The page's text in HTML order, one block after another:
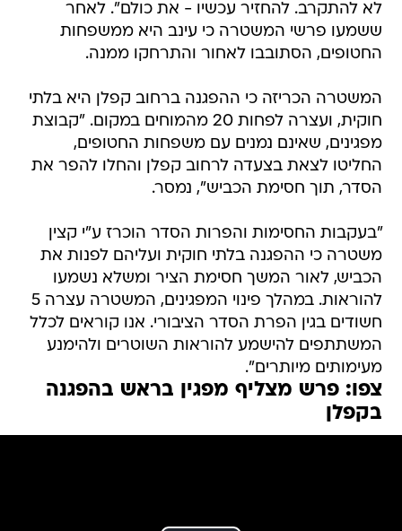
לא להתקרב. להחזיר עכשיו - את כולם". לאחר
ששמעו פרשי המשטרה כי עינב היא ממשפחות
החטופים, הסתובבו לאחור והתרחקו ממנה.
המשטרה הכריזה כי ההפגנה ברחוב קפלן היא בלתי
חוקית, ועצרה לפחות 20 מהמוחים במקום. "קבוצת
מפגינים, שאינם נמנים עם משפחות החטופים,
החליטו לצאת בצעדה לרחוב קפלן והחלו להפר את
הסדר, תוך חסימת הכביש", נמסר.
"בעקבות החסימות והפרות הסדר הוכרז ע"י קצין
משטרה כי ההפגנה בלתי חוקית ועליהם לפנות את
הכביש, לאור המשך חסימת הציר ומשלא נשמעו
להוראות. במהלך פינוי המפגינים, המשטרה עצרה 5
חשודים בגין הפרת הסדר הציבורי. אנו קוראים לכלל
המשתתפים להישמע להוראות השוטרים ולהימנע
מעימותים מיותרים".
צפו: פרש מצליף מפגין בראש בהפגנה
בקפלן